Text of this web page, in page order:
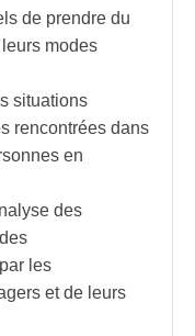
de prendre du
modes
situations
rencontrées dans
en
des
les
et de leurs